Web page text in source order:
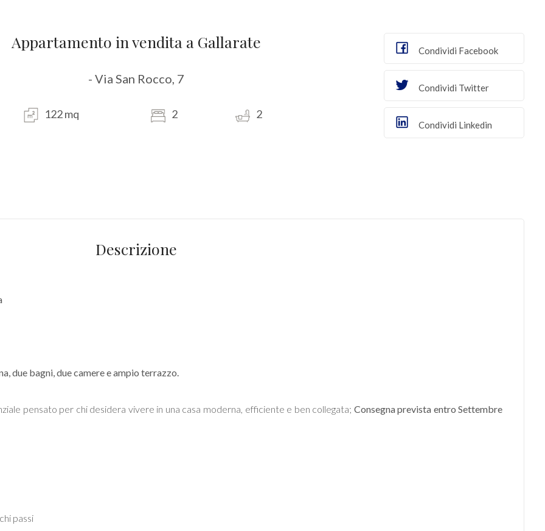
Appartamento in vendita a Gallarate
- Via San Rocco, 7
122 mq 2 2
Condividi Facebook
Condividi Twitter
Condividi Linkedin
Descrizione
due bagni, due camere e ampio terrazzo.
pensato per chi desidera vivere in una casa moderna, efficiente e ben collegata; Consegna prevista entro Settembre
passi